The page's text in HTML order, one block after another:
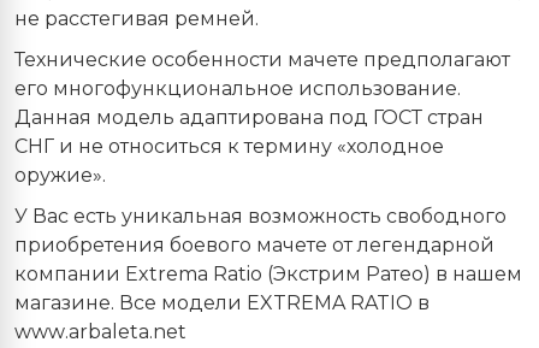
не расстегивая ремней.
Технические особенности мачете предполагают
его многофункциональное использование.
Данная модель адаптирована под ГОСТ стран
СНГ и не относиться к термину «холодное
оружие».
У Вас есть уникальная возможность свободного
приобретения боевого мачете от легендарной
компании Extrema Ratio (Экстрим Ратео) в нашем
магазине. Все модели EXTREMA RATIO в
www.arbaleta.net